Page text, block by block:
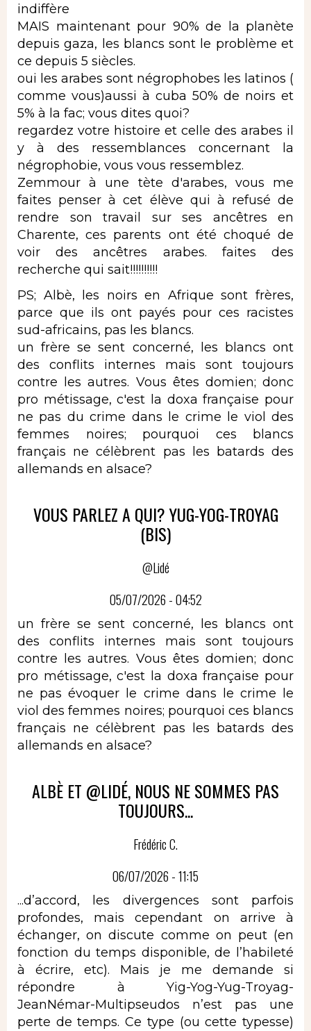
indiffère
MAIS maintenant pour 90% de la planète
depuis gaza, les blancs sont le problème et
ce depuis 5 siècles.
oui les arabes sont négrophobes les latinos (
comme vous)aussi à cuba 50% de noirs et
5% à la fac; vous dites quoi?
regardez votre histoire et celle des arabes il
y à des ressemblances concernant la
négrophobie, vous vous ressemblez.
Zemmour à une tète d'arabes, vous me
faites penser à cet élève qui à refusé de
rendre son travail sur ses ancêtres en
Charente, ces parents ont été choqué de
voir des ancêtres arabes. faites des
recherche qui sait!!!!!!!!!!
PS; Albè, les noirs en Afrique sont frères,
parce que ils ont payés pour ces racistes
sud-africains, pas les blancs.
un frère se sent concerné, les blancs ont
des conflits internes mais sont toujours
contre les autres. Vous êtes domien; donc
pro métissage, c'est la doxa française pour
ne pas du crime dans le crime le viol des
femmes noires; pourquoi ces blancs
français ne célèbrent pas les batards des
allemands en alsace?
VOUS PARLEZ A QUI? YUG-YOG-TROYAG
(BIS)
@Lidé
05/07/2026 - 04:52
un frère se sent concerné, les blancs ont
des conflits internes mais sont toujours
contre les autres. Vous êtes domien; donc
pro métissage, c'est la doxa française pour
ne pas évoquer le crime dans le crime le
viol des femmes noires; pourquoi ces blancs
français ne célèbrent pas les batards des
allemands en alsace?
ALBÈ ET @LIDÉ, NOUS NE SOMMES PAS
TOUJOURS...
Frédéric C.
06/07/2026 - 11:15
...d’accord, les divergences sont parfois
profondes, mais cependant on arrive à
échanger, on discute comme on peut (en
fonction du temps disponible, de l’habileté
à écrire, etc). Mais je me demande si
répondre à Yig-Yog-Yug-Troyag-
JeanNémar-Multipseudos n’est pas une
perte de temps. Ce type (ou cette typesse)